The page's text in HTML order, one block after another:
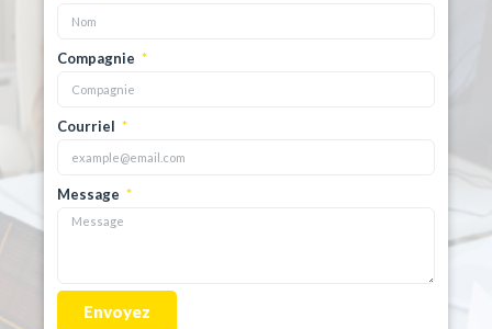
Compagnie
Courriel
Message
Envoyez